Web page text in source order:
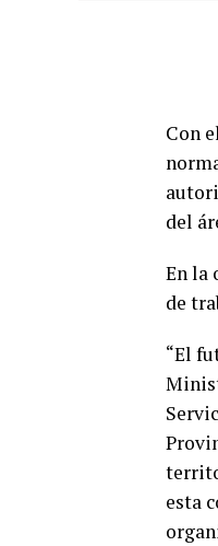
Con
del
En la
de
“El
esta